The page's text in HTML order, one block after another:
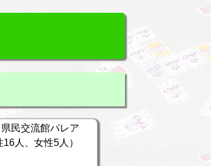
民交流館パレア
人、女性5人）